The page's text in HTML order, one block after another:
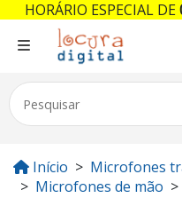
Início
Microfones
Microfones de mão
HORÁRIO ESPECIAL DE